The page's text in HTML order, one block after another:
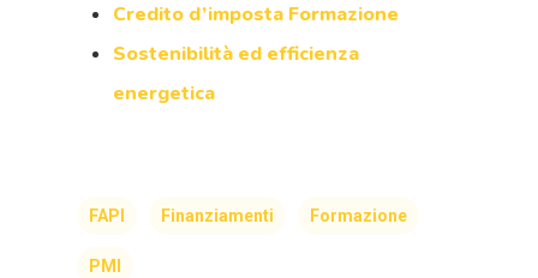
Credito d’imposta Formazione
Sostenibilità ed efficienza
energetica
FAPI Finanziamenti Formazione
PMI